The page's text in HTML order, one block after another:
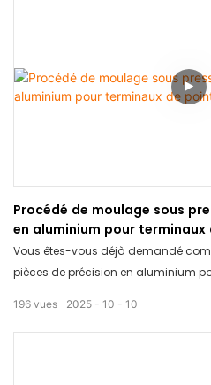
Procédé de moulage sous
en aluminium pour
Vous êtes-vous déjà demandé
pièces de précision en aluminium
2025 10 10
196 vues